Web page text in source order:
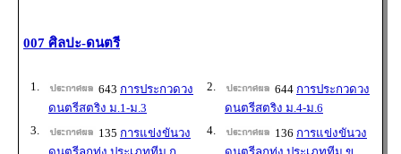
007 ศิลปะ-ดนตรี
1. 643 การประกวดวง
ดนตรีสตริง ม.1-ม.3
2. 644 การประกวดวง
ดนตรีสตริง ม.4-ม.6
3.
135 การแข่งขันวง
4. 136 การแข่งขันวง